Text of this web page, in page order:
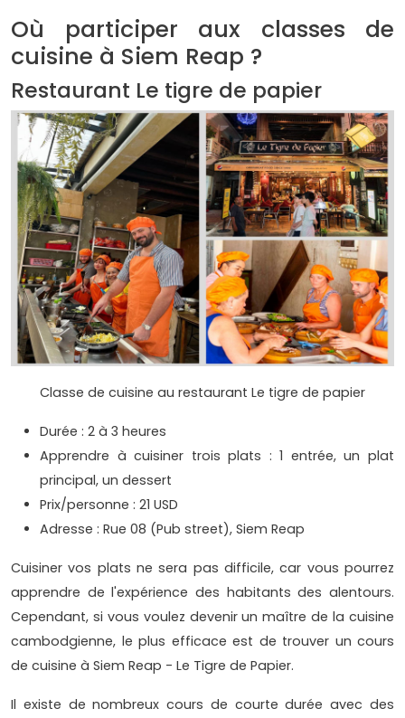
Où participer aux classes de
cuisine à Siem Reap ?
Restaurant Le tigre de papier
Classe de cuisine au restaurant Le tigre de papier
Durée : 2 à 3 heures
Apprendre à cuisiner trois plats : 1 entrée, un plat
principal, un dessert
Prix/personne : 21 USD
Adresse : Rue 08 (Pub street), Siem Reap
Cuisiner vos plats ne sera pas difficile, car vous pourrez
apprendre de l'expérience des habitants des alentours.
Cependant, si vous voulez devenir un maître de la cuisine
cambodgienne, le plus efficace est de trouver un cours
de cuisine à Siem Reap - Le Tigre de Papier.
Il existe de nombreux cours de courte durée avec des